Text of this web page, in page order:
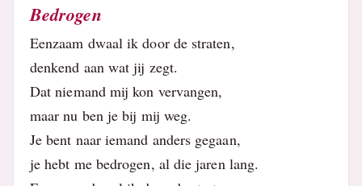
Bedrogen
Eenzaam dwaal ik door de straten,
denkend aan wat jij zegt.
Dat niemand mij kon vervangen,
maar nu ben je bij mij weg.
Je bent naar iemand anders gegaan,
je hebt me bedrogen, al die jaren lang.